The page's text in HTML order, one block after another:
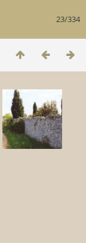
23/334